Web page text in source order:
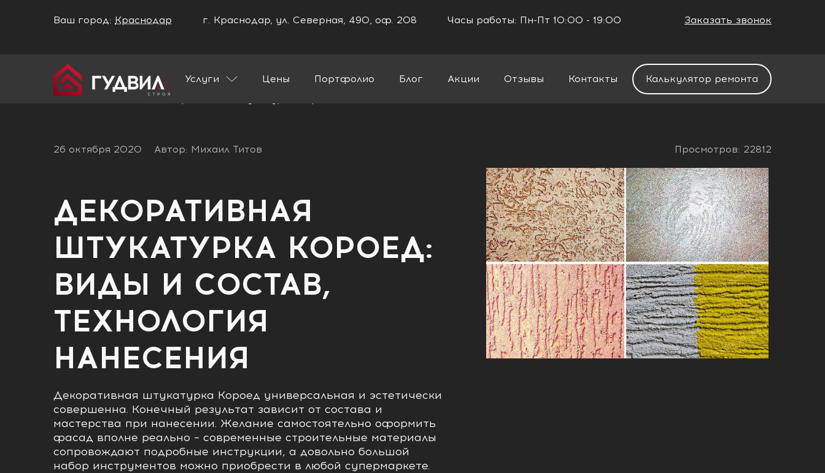
Ваш город: Краснодар
НЕТ
г. Краснодар, ул. Северная, 490, оф. 208 Часы работы: Пн-Пт 10:00 - 19:00 Заказать звонок
Услуги
Цены Портфолио Блог Акции Отзывы Контакты
Калькулятор ремонта
Главная
Декоративная штукатурка короед: виды и состав, технология нанесения
26 октября 2020 Автор: Михаил Титов Просмотров: 22812
ДЕКОРАТИВНАЯ
ШТУКАТУРКА КОРОЕД:
ВИДЫ И СОСТАВ,
ТЕХНОЛОГИЯ
НАНЕСЕНИЯ
Декоративная штукатурка Короед универсальная и эстетически
совершенна. Конечный результат зависит от состава и
мастерства при нанесении. Желание самостоятельно оформить
фасад вполне реально – современные строительные материалы
сопровождают подробные инструкции, а довольно большой
набор инструментов можно приобрести в любой супермаркете.